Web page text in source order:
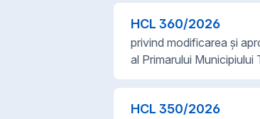
HCL 360/2026
privind modificarea şi
al Primarului Municipiului
HCL 350/2026